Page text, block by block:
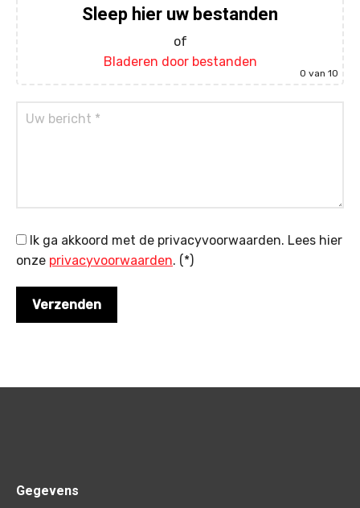
Sleep hier uw bestanden
of
Bladeren door bestanden
0 van 10
Ik ga akkoord met de privacyvoorwaarden. Lees hier
onze privacyvoorwaarden. (*)
Gegevens